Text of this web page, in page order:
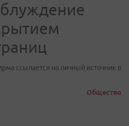
ссылается на личный источник в
Общество